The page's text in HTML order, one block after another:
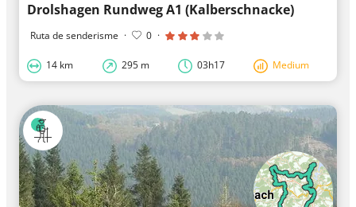
Drolshagen Rundweg A1 (Kalberschnacke)
Ruta de senderisme · 0 ·
14 km 295 m 03h17 Medium